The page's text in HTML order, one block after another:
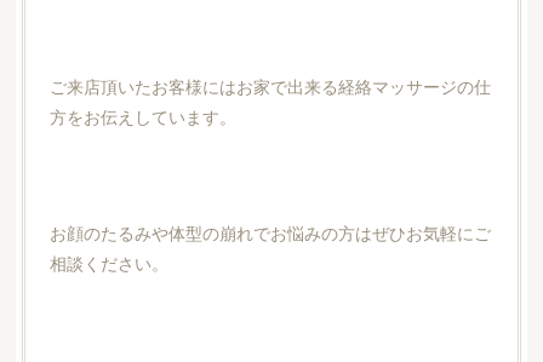
ご来店頂いたお客様にはお家で出来る経絡マッサージの仕
方をお伝えしています。
お顔のたるみや体型の崩れでお悩みの方はぜひお気軽にご
相談ください。